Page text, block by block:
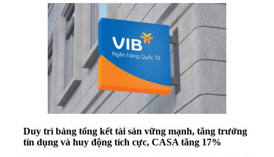
Duy trì bảng tổng kết tài sản vững mạnh, tăng trưởng
tín dụng và huy động tích cực, CASA tăng 17%